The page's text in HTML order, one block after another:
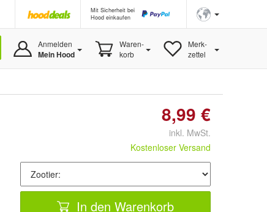
Mit Sicherheit bei
Hood einkaufen
Anmelden
Mein Hood
Waren-
korb
Merk-
zettel
8,99 €
inkl. MwSt.
Kostenloser Versand
In den Warenkorb